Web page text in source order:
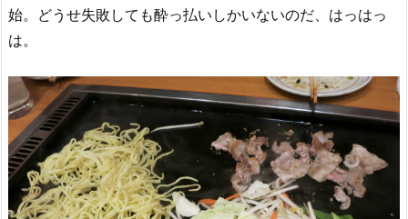
始。どうせ失敗しても酔っ払いしかいないのだ、はっはっ
は。